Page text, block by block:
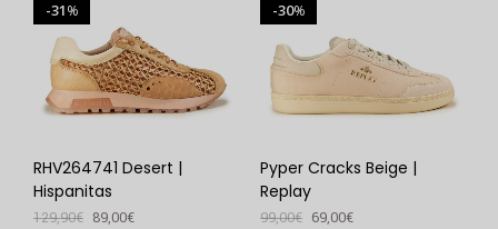
%
31
RHV264741 Desert |
Hispanitas
129,90€ 89,00€
%
30
Pyper Cracks Beige |
Replay
99,00€ 69,00€